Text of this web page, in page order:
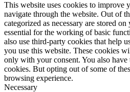
This website uses cookies to improve
navigate through the website. Out of
categorized as necessary are stored
essential for the working of basic
also use third-party cookies that help
you use this website. These cookies
only with your consent. You also
cookies. But opting out of some of
browsing experience.
Necessary